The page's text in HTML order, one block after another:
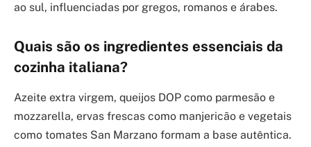
ao sul, influenciadas por gregos, romanos e árabes.
Quais são os ingredientes essenciais da
cozinha italiana?
Azeite extra virgem, queijos DOP como parmesão e
mozzarella, ervas frescas como manjericão e vegetais
como tomates San Marzano formam a base autêntica.